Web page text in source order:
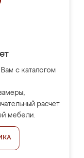
с каталогом
расчёт
мебели.